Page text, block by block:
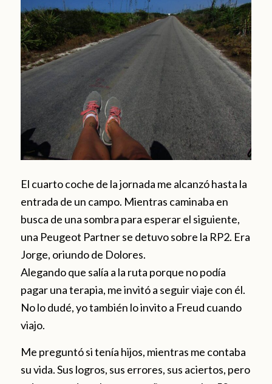
El cuarto coche de la jornada me alcanzó hasta la
entrada de un campo. Mientras caminaba en
busca de una sombra para esperar el siguiente,
una Peugeot Partner se detuvo sobre la RP2. Era
Jorge, oriundo de Dolores.
Alegando que salía a la ruta porque no podía
pagar una terapia, me invitó a seguir viaje con él.
No lo dudé, yo también lo invito a Freud cuando
viajo.
Me preguntó si tenía hijos, mientras me contaba
su vida. Sus logros, sus errores, sus aciertos, pero